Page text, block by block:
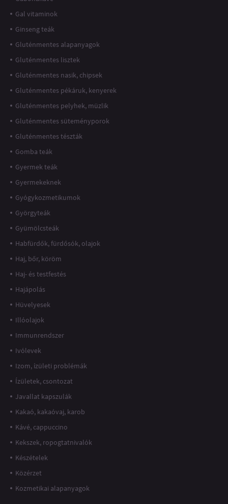
Gal vitaminok
Ginseng teák
Gluténmentes alapanyagok
Gluténmentes lisztek
Gluténmentes nasik, chipsek
Gluténmentes pékáruk, kenyerek
Gluténmentes pelyhek, müzlik
Gluténmentes süteményporok
Gluténmentes tészták
Gomba teák
Gyermek teák
Gyermekeknek
Gyógykozmetikumok
Györgyteák
Gyümölcsteák
Habfürdők, fürdősók, olajok
Haj, bőr, köröm
Haj- és testfestés
Hajápolás
Hüvelyesek
Illóolajok
Immunrendszer
Ivólevek
Izom, ízületi problémák
Ízületek, csontozat
Javallat kapszulák
Kakaó, kakaóvaj, karob
Kávé, cappuccino
Kekszek, ropogtatnivalók
Készételek
Közérzet
Kozmetikai alapanyagok